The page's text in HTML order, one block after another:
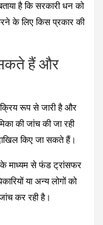
है कि सरकारी धन को
के लिए किस प्रकार की
हैं और
रूप से जारी है और
की जांच की जा रही
किए जा सकते हैं।
माध्यम से फंड ट्रांसफर
या अन्य लोगों को
कर रही है।